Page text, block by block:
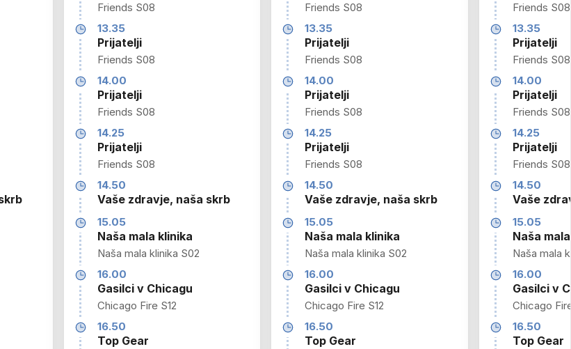
Friends S08
13.35
Prijatelji
Friends S08
14.00
Prijatelji
Friends S08
14.25
Prijatelji
Friends S08
14.50
Vaše zdravje, naša skrb
15.05
Naša mala klinika
Naša mala klinika S02
16.00
Gasilci v Chicagu
Chicago Fire S12
16.50
Top Gear
Friends S08
13.35
Prijatelji
Friends S08
14.00
Prijatelji
Friends S08
14.25
Prijatelji
Friends S08
14.50
Vaše zdravje, naša skrb
15.05
Naša mala klinika
Naša mala klinika S02
16.00
Gasilci v Chicagu
Chicago Fire S12
16.50
Top Gear
Friends S08
13.35
Prijatelji
Friends S08
14.00
Prijatelji
Friends S08
14.25
Prijatelji
Friends S08
14.50
Vaše
15.05
Naša
Naša mala
16.00
Gasilci v
Chicago
16.50
Top Gear